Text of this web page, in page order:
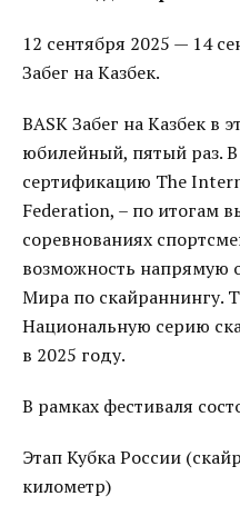
12 сентября 2025 — 14
Забег на Казбек.
BASK Забег на Казбек в
юбилейный, пятый раз.
сертификацию The
Federation, – по итогам
соревнованиях
возможность напрямую
Мира по скайраннингу.
Национальную серию
в 2025 году.
В рамках фестиваля
Этап Кубка России
километр)